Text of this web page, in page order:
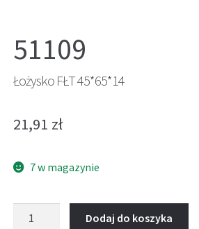
51109
Łożysko FŁT 45*65*14
21,91 zł
7 w magazynie
Dodaj do koszyka